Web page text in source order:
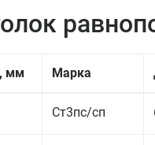
мм Марка
Ст3пс/сп